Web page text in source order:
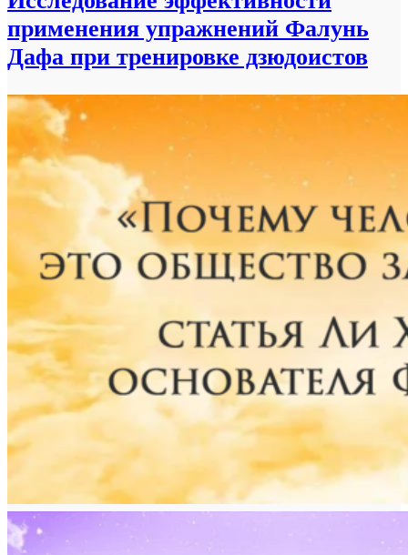
применения упражнений Фалунь
Дафа при тренировке дзюдоистов